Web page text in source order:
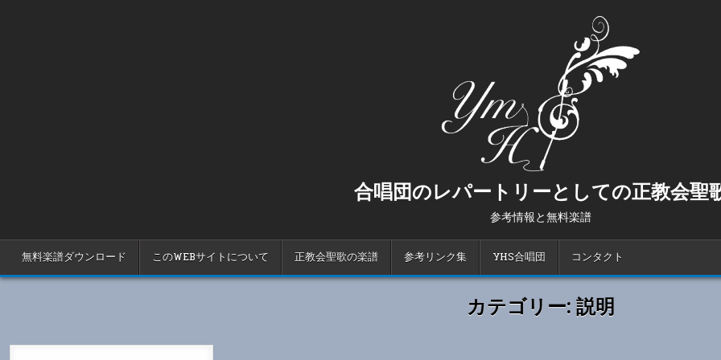
合唱団のレパートリーとしての正教会聖
参考情報と無料楽譜
無料楽譜ダウンロード このWEBサイトについて 正教会聖歌の楽譜 参考リンク集 YHS合唱団 コンタクト
カテゴリー: 説明